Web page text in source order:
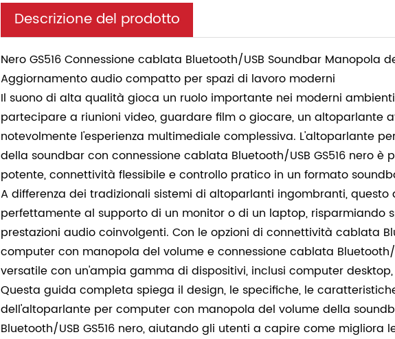
Descrizione del prodotto
Nero GS516 Connessione cablata Bluetooth/USB Soundbar
Aggiornamento audio compatto per spazi di lavoro moderni
Il suono di alta qualità gioca un ruolo importante nei moderni
partecipare a riunioni video, guardare film o giocare, un altoparlante
notevolmente l'esperienza multimediale complessiva. L'altoparlante
della soundbar con connessione cablata Bluetooth/USB GS516 nero
potente, connettività flessibile e controllo pratico in un formato
A differenza dei tradizionali sistemi di altoparlanti ingombranti,
perfettamente al supporto di un monitor o di un laptop, risparmiando
prestazioni audio coinvolgenti. Con le opzioni di connettività cablata
computer con manopola del volume e connessione cablata Bluetooth/
versatile con un'ampia gamma di dispositivi, inclusi computer
Questa guida completa spiega il design, le specifiche, le
dell'altoparlante per computer con manopola del volume della
Bluetooth/USB GS516 nero, aiutando gli utenti a capire come migliora